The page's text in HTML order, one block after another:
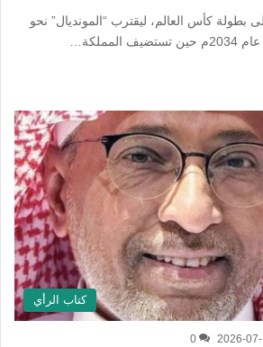
على بطولة كأس العالم، ليقترب “المونديال” نحو
كتاب الرأي
2026-
0